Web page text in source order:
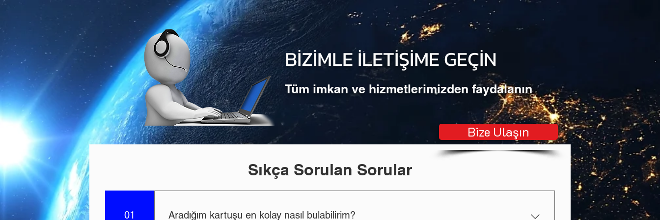
BİZİMLE İLETİŞİME GEÇİN
Tüm imkan ve hizmetlerimizden faydalanın
Sıkça Sorulan Sorular
01 Aradığım kartuşu en kolay nasıl bulabilirim?
Bize Ulaşın